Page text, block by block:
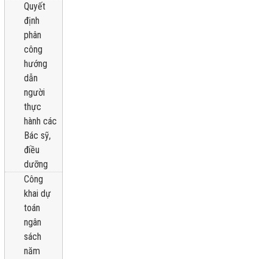
Quyết
định
phân
công
hướng
dẫn
người
thực
hành các
Bác sỹ,
điều
dưỡng
Công
khai dự
toán
ngân
sách
năm